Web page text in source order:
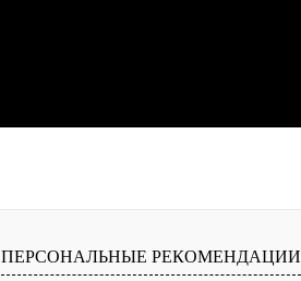
ПЕРСОНАЛЬНЫЕ РЕКОМЕНДАЦИИ